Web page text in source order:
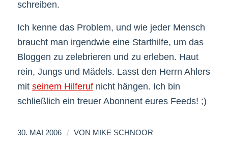
schreiben.
Ich kenne das Problem, und wie jeder Mensch
braucht man irgendwie eine Starthilfe, um das
Bloggen zu zelebrieren und zu erleben. Haut
rein, Jungs und Mädels. Lasst den Herrn Ahlers
mit seinem Hilferufnicht hängen. Ich bin
schließlich ein treuer Abonnent eures Feeds! ;)
30. MAI 2006 / VON MIKE SCHNOOR